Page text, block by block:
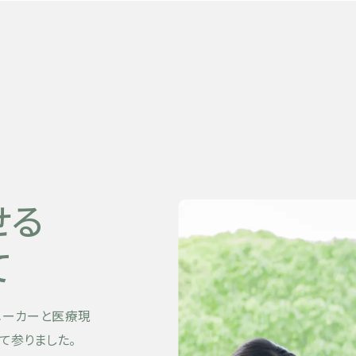
カーと医療現
りました。